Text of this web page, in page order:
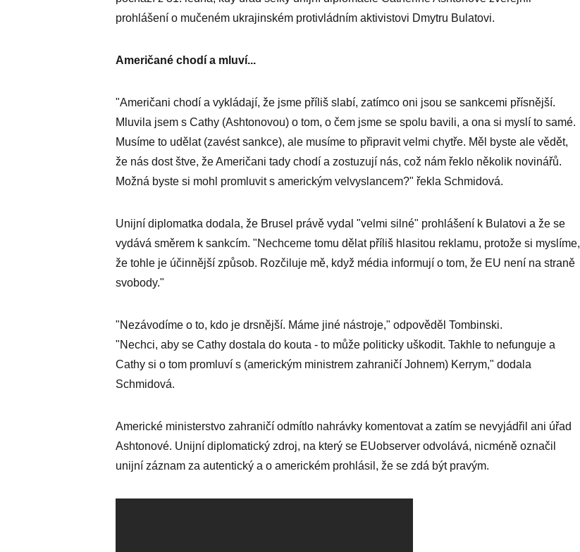
prohlášení o mučeném ukrajinském protivládním aktivistovi Dmytru Bulatovi.
Američané chodí a mluví...
"Američani chodí a vykládají, že jsme příliš slabí, zatímco oni jsou se sankcemi přísnější.
Mluvila jsem s Cathy (Ashtonovou) o tom, o čem jsme se spolu bavili, a ona si myslí to samé.
Musíme to udělat (zavést sankce), ale musíme to připravit velmi chytře. Měl byste ale vědět,
že nás dost štve, že Američani tady chodí a zostuzují nás, což nám řeklo několik novinářů.
Možná byste si mohl promluvit s americkým velvyslancem?" řekla Schmidová.
Unijní diplomatka dodala, že Brusel právě vydal "velmi silné" prohlášení k Bulatovi a že se
vydává směrem k sankcím. "Nechceme tomu dělat příliš hlasitou reklamu, protože si myslíme,
že tohle je účinnější způsob. Rozčiluje mě, když média informují o tom, že EU není na straně
svobody."
"Nezávodíme o to, kdo je drsnější. Máme jiné nástroje," odpověděl Tombinski.
"Nechci, aby se Cathy dostala do kouta - to může politicky uškodit. Takhle to nefunguje a
Cathy si o tom promluví s (americkým ministrem zahraničí Johnem) Kerrym," dodala
Schmidová.
Americké ministerstvo zahraničí odmítlo nahrávky komentovat a zatím se nevyjádřil ani úřad
Ashtonové. Unijní diplomatický zdroj, na který se EUobserver odvolává, nicméně označil
unijní záznam za autentický a o americkém prohlásil, že se zdá být pravým.